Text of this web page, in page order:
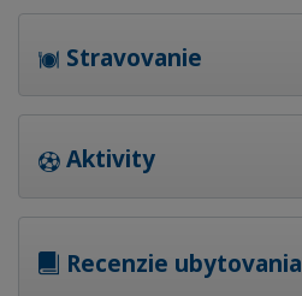
Stravovanie
Aktivity
Recenzie ubytovania